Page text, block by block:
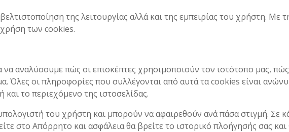
της λειτουργίας αλλά και της εμπειρίας του χρήστη. Με
των cookies.
αναλύσουμε πώς οι επισκέπτες χρησιμοποιούν τον ιστότοπο μας,
Όλες οι πληροφορίες που συλλέγονται από αυτά τα cookies είναι
το περιεχόμενο της ιστοσελίδας.
του χρήστη και μπορούν να αφαιρεθούν ανά πάσα στιγμή. Σε
στο Απόρρητο και ασφάλεια θα βρείτε το ιστορικό πλοήγησής σας